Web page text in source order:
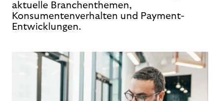
aktuelle Branchenthemen,
Konsumentenverhalten und Payment-
Entwicklungen.